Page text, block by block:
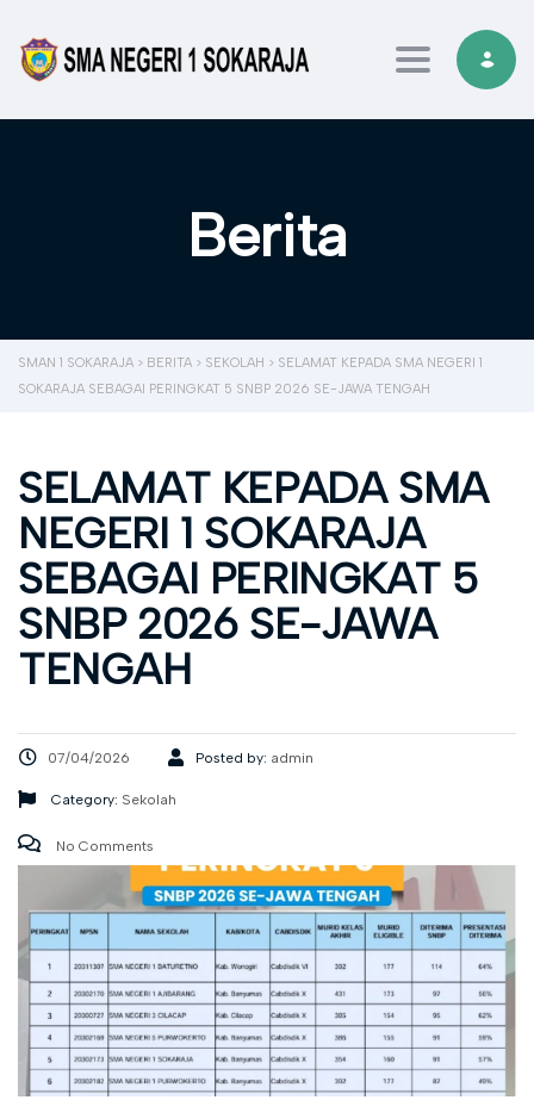
Toggle
Berita
SMAN 1 SOKARAJA > BERITA > SEKOLAH > SELAMAT KEPADA SMA NEGERI 1
SOKARAJA SEBAGAI PERINGKAT 5 SNBP 2026 SE-JAWA TENGAH
SELAMAT KEPADA SMA
NEGERI 1 SOKARAJA
SEBAGAI PERINGKAT 5
SNBP 2026 SE-JAWA
TENGAH
07/04/2026 Posted by: admin
Category: Sekolah
No Comments